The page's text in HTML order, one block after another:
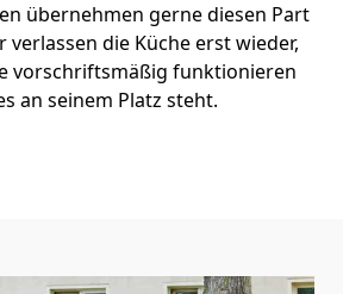
übernehmen gerne diesen Part
die Küche erst wieder,
vorschriftsmäßig funktionieren
an seinem Platz steht.